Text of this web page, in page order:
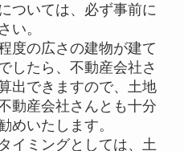
ついては、必ず事前に
い。
度の広さの建物が建て
したら、不動産会社さ
出できますので、土地
動産会社さんとも十分
めいたします。
イミングとしては、土